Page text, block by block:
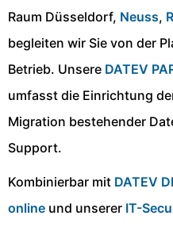
Raum Düsseldorf, Neuss,
begleiten wir Sie von der
Betrieb. Unsere DATEV
umfasst die Einrichtung
Migration bestehender
Support.
Kombinierbar mit DATEV
online und unserer IT-